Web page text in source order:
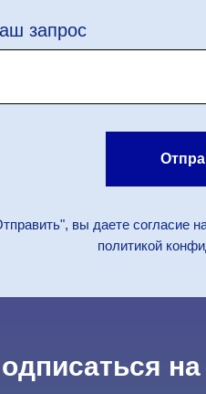
запрос
вы даете согласие
политикой